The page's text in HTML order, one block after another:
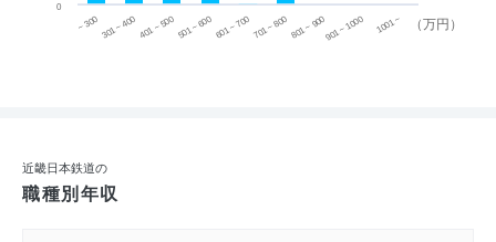
（万円）
~ 300 301 ~ 400 401 ~ 500501 ~ 600601 ~ 700701 ~ 800801 ~ 900901 ~ 1000 1001 ~
0
近畿日本鉄道の
職種別年収